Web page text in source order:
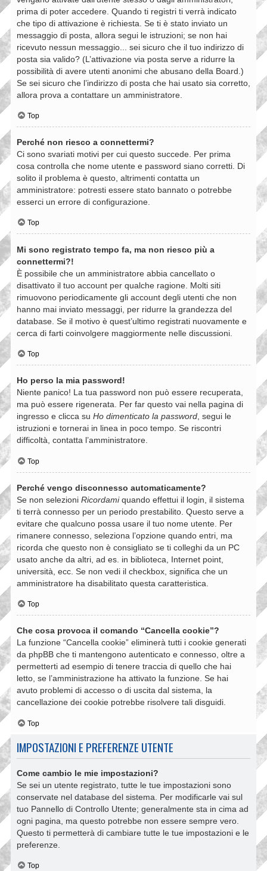
prima di poter accedere. Quando ti registri ti verrà indicato
che tipo di attivazione è richiesta. Se ti è stato inviato un
messaggio di posta, allora segui le istruzioni; se non hai
ricevuto nessun messaggio... sei sicuro che il tuo indirizzo di
posta sia valido? (L’attivazione via posta serve a ridurre la
possibilità di avere utenti anonimi che abusano della Board.)
Se sei sicuro che l’indirizzo di posta che hai usato sia corretto,
allora prova a contattare un amministratore.
Top
Perché non riesco a connettermi?
Ci sono svariati motivi per cui questo succede. Per prima
cosa controlla che nome utente e password siano corretti. Di
solito il problema è questo, altrimenti contatta un
amministratore: potresti essere stato bannato o potrebbe
esserci un errore di configurazione.
Top
Mi sono registrato tempo fa, ma non riesco più a
connettermi?!
È possibile che un amministratore abbia cancellato o
disattivato il tuo account per qualche ragione. Molti siti
rimuovono periodicamente gli account degli utenti che non
hanno mai inviato messaggi, per ridurre la grandezza del
database. Se il motivo è quest’ultimo registrati nuovamente e
cerca di farti coinvolgere maggiormente nelle discussioni.
Top
Ho perso la mia password!
Niente panico! La tua password non può essere recuperata,
ma può essere rigenerata. Per far questo vai nella pagina di
ingresso e clicca su Ho dimenticato la password, segui le
istruzioni e tornerai in linea in poco tempo. Se riscontri
difficoltà, contatta l’amministratore.
Top
Perché vengo disconnesso automaticamente?
Se non selezioni Ricordamiquando effettui il login, il sistema
ti terrà connesso per un periodo prestabilito. Questo serve a
evitare che qualcuno possa usare il tuo nome utente. Per
rimanere connesso, seleziona l’opzione quando entri, ma
ricorda che questo non è consigliato se ti colleghi da un PC
usato anche da altri, ad es. in biblioteca, Internet point,
università, ecc. Se non vedi il checkbox, significa che un
amministratore ha disabilitato questa caratteristica.
Top
Che cosa provoca il comando “Cancella cookie”?
La funzione “Cancella cookie” eliminerà tutti i cookie generati
da phpBB che ti mantengono autenticato e connesso, oltre a
permetterti ad esempio di tenere traccia di quello che hai
letto, se l’amministrazione ha attivato la funzione. Se hai
avuto problemi di accesso o di uscita dal sistema, la
cancellazione dei cookie potrebbe risolvere tali disguidi.
Top
IMPOSTAZIONI E PREFERENZE UTENTE
Come cambio le mie impostazioni?
Se sei un utente registrato, tutte le tue impostazioni sono
conservate nel database del sistema. Per modificarle vai sul
tuo Pannello di Controllo Utente; generalmente sta in cima ad
ogni pagina, ma questo potrebbe non essere sempre vero.
Questo ti permetterà di cambiare tutte le tue impostazioni e le
preferenze.
Top